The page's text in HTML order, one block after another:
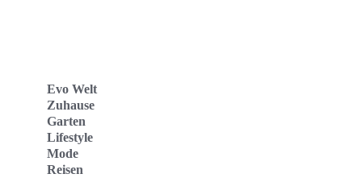
Evo Welt
Zuhause
Garten
Lifestyle
Mode
Reisen